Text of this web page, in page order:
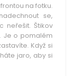
na fotku.
se,
neřešit. Štikov
Je o pomalém
Když si
jaro, aby si